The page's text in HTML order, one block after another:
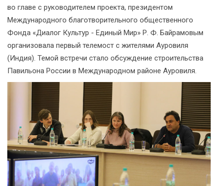
во главе с руководителем проекта, президентом
Международного благотворительного общественного
Фонда «Диалог Культур - Единый Мир» Р. Ф. Байрамовым
организовала первый телемост с жителями Ауровиля
(Индия). Темой встречи стало обсуждение строительства
Павильона России в Международном районе Ауровиля.